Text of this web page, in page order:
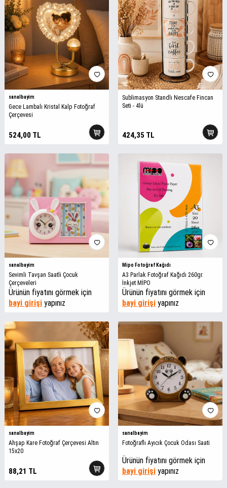
sanalbayim
Gece Lambalı Kristal Kalp Fotoğraf
Çerçevesi
524,00 TL
Sublimasyon Standlı Nescafe Fincan
Seti - 4lü
424,35 TL
sanalbayim
Sevimli Tavşan Saatli Çocuk
Çerçeveleri
Ürünün fiyatını görmek için
bayi girişi yapınız
Mipo Fotoğraf Kağıdı
A3 Parlak Fotoğraf Kağıdı 260gr.
İnkjet MİPO
Ürünün fiyatını görmek için
bayi girişi yapınız
sanalbayim
Ahşap Kare Fotoğraf Çerçevesi Altın
15x20
88,21 TL
sanalbayim
Fotoğraflı Ayıcık Çocuk Odası Saati
Ürünün fiyatını görmek için
bayi girişi yapınız